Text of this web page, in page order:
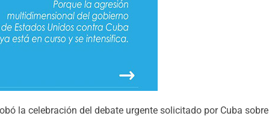
la celebración del debate urgente solicitado por Cuba sobre